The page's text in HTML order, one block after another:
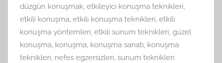
düzgün konuşmak, etkileyici konuşma teknikleri,
etkili konuşma, etkili konuşma teknikleri, etkili
konuşma yöntemleri, etkili sunum teknikleri, güzel
konuşma, konuşma, konuşma sanatı, konuşma
teknikleri, nefes egzersizleri, sunum teknikleri